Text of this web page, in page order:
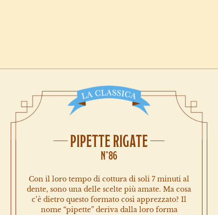
PIPETTE RIGATE
N°86
Con il loro tempo di cottura di soli 7 minuti al
dente, sono una delle scelte più amate. Ma cosa
c’è dietro questo formato così apprezzato? Il
nome “pipette” deriva dalla loro forma